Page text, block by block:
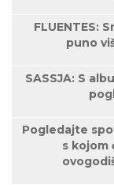
FLUENTES:
puno
SASSJA: S
Pogledajte
s kojom